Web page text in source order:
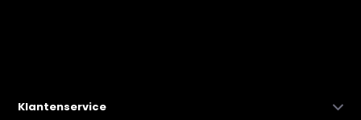
Klantenservice